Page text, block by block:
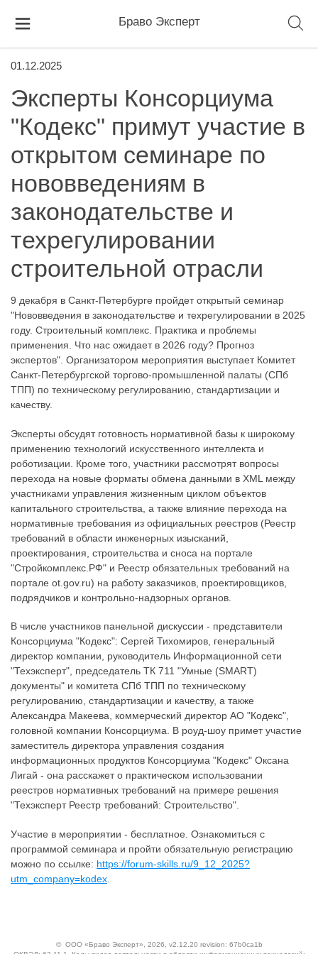
Браво Эксперт
01.12.2025
Эксперты Консорциума
"Кодекс" примут участие в
открытом семинаре по
нововведениям в
законодательстве и
техрегулировании
строительной отрасли
9 декабря в Санкт-Петербурге пройдет открытый семинар
"Нововведения в законодательстве и техрегулировании в 2025
году. Строительный комплекс. Практика и проблемы
применения. Что нас ожидает в 2026 году? Прогноз
экспертов". Организатором мероприятия выступает Комитет
Санкт-Петербургской торгово-промышленной палаты (СПб
ТПП) по техническому регулированию, стандартизации и
качеству.
Эксперты обсудят готовность нормативной базы к широкому
применению технологий искусственного интеллекта и
роботизации. Кроме того, участники рассмотрят вопросы
перехода на новые форматы обмена данными в XML между
участниками управления жизненным циклом объектов
капитального строительства, а также влияние перехода на
нормативные требования из официальных реестров (Реестр
требований в области инженерных изысканий,
проектирования, строительства и сноса на портале
"Стройкомплекс.РФ" и Реестр обязательных требований на
портале ot.gov.ru) на работу заказчиков, проектировщиков,
подрядчиков и контрольно-надзорных органов.
В числе участников панельной дискуссии - представители
Консорциума "Кодекс": Сергей Тихомиров, генеральный
директор компании, руководитель Информационной сети
"Техэксперт", председатель ТК 711 "Умные (SMART)
документы" и комитета СПб ТПП по техническому
регулированию, стандартизации и качеству, а также
Александра Макеева, коммерческий директор АО "Кодекс",
головной компании Консорциума. В роуд-шоу примет участие
заместитель директора управления создания
информационных продуктов Консорциума "Кодекс" Оксана
Лигай - она расскажет о практическом использовании
реестров нормативных требований на примере решения
"Техэксперт Реестр требований: Строительство".
Участие в мероприятии - бесплатное. Ознакомиться с
программой семинара и пройти обязательную регистрацию
можно по ссылке: https://forum-skills.ru/9_12_2025?
utm_company=kodex
© ООО «Браво Эксперт» , 2026, v2.12.20 revision: 67b0ca1b